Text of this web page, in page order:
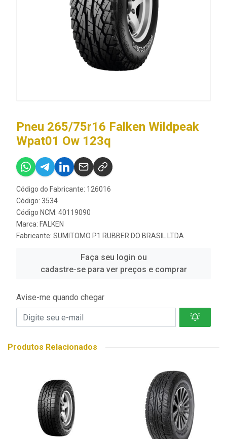
Pneu 265/75r16 Falken Wildpeak
Wpat01 Ow 123q
Código do Fabricante: 126016
Código: 3534
Código NCM: 40119090
Marca: FALKEN
Fabricante: SUMITOMO P1 RUBBER DO BRASIL LTDA
Faça seu login ou
cadastre-se para ver preços e comprar
Avise-me quando chegar
Produtos Relacionados